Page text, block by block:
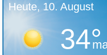
Heute, 10. August